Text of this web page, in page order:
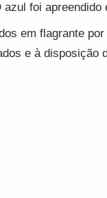
azul foi
em flagrante
e à disposição